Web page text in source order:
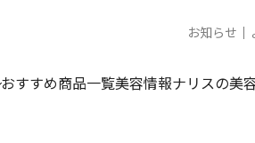
お知らせ
おすすめ商品一覧美容情報ナリスの美